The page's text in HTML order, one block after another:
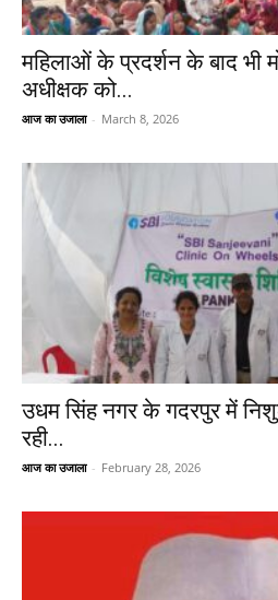
महिलाओं के प्रदर्शन के बाद भी
अधीक्षक को...
आज का उजाला - March 8, 2026
उधम सिंह नगर के गदरपुर में
रही...
आज का उजाला - February 28, 2026